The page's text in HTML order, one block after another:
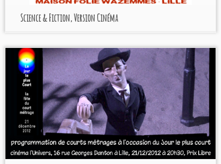
Science & Fiction, Version Cinéma